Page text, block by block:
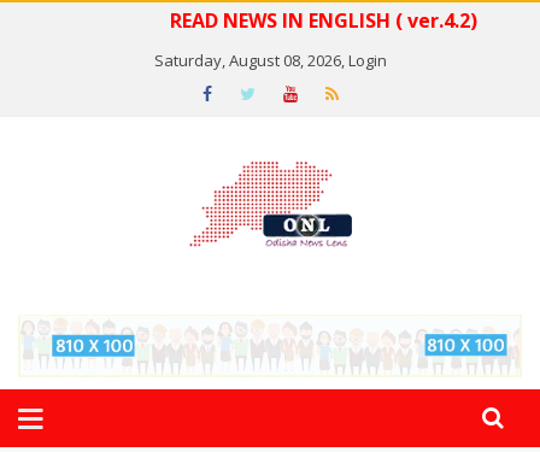
READ NEWS IN ENGLISH ( ver.4.2)
Saturday, August 08, 2026,Login